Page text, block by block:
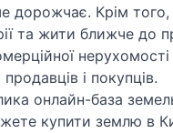
Крім того,
та жити ближче до
нерухомості
і покупців.
онлайн-база
купити землю в